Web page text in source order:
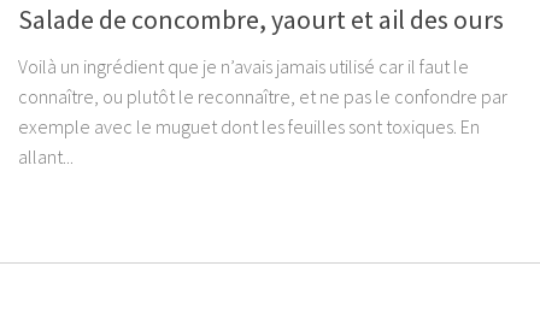
Salade de concombre, yaourt et ail des ours
Voilà un ingrédient que je n’avais jamais utilisé car il faut le
connaître, ou plutôt le reconnaître, et ne pas le confondre par
exemple avec le muguet dont les feuilles sont toxiques. En
allant...